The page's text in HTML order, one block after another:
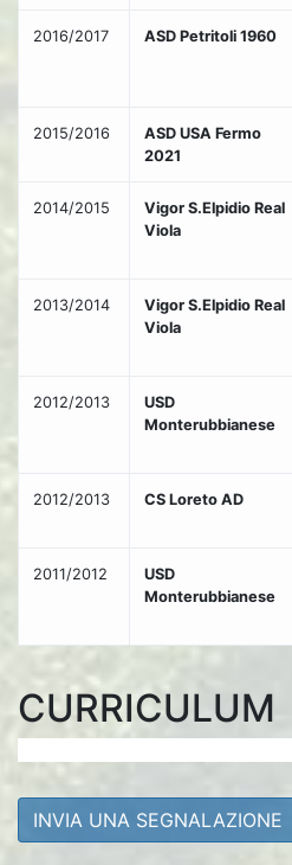
2016/2017 ASD Petritoli 1960
2015/2016
ASD USA Fermo
2021
2014/2015
Vigor S.Elpidio Real
Viola
2013/2014
Vigor S.Elpidio Real
Viola
2012/2013
USD
Monterubbianese
2012/2013 CS Loreto AD
2011/2012
USD
Monterubbianese
CURRICULUM
INVIA UNA SEGNALAZIONE